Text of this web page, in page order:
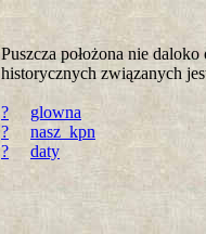
Puszcza położona nie
historycznych związanych
?
glowna
?
nasz_kpn
?
daty